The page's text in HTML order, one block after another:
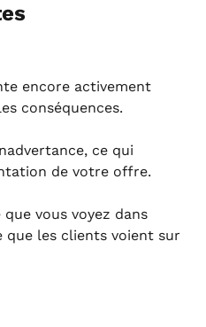
encore activement
conséquences.
ce qui
de votre offre.
vous voyez dans
les clients voient sur